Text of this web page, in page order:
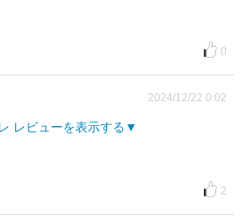
0
2024/12/22 0:02
レビューを表示する
2